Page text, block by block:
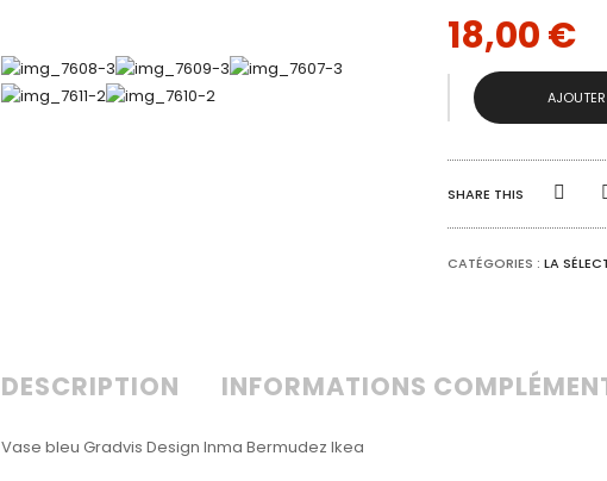
18,00€
QUANTITÉ
VASE
DESIGN
BERMUDEZ
IKEA
SHARE THIS
CATÉGORIES : LA
DESCRIPTION INFORMATIONS
Vase bleu Gradvis Design Inma Bermudez Ikea